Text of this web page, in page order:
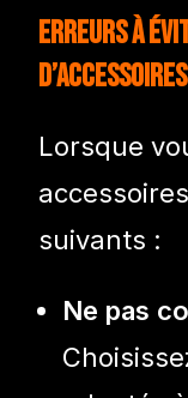
Erreurs à
d’Accessoires
Lorsque
suivants :
Ne pas